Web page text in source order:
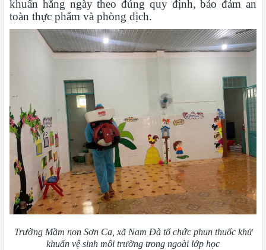
khuẩn hằng ngày theo đúng quy định, bảo đảm an
toàn thực phẩm và phòng dịch.
Trường Mầm non Sơn Ca, xã Nam Đà tổ chức phun thuốc khử
khuẩn vệ sinh môi trường trong ngoài lớp học